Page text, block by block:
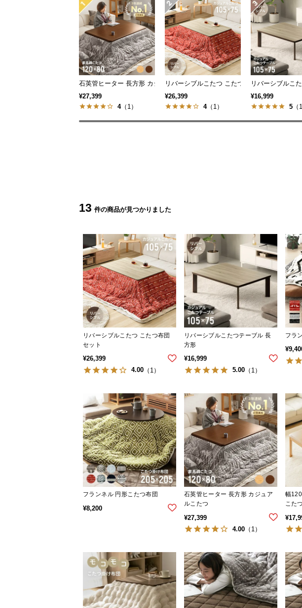
石英管ヒーター 長方形 カジュアルこたつ
¥27,399
4（1）
リバーシブルこたつ こたつ布団セット
¥26,399
4（1）
リバーシブルこ
¥16,999
5 （
13
リバーシブルこたつ こたつ布団
セット
¥26,399
4.00 （1）
リバーシブルこたつテーブル 長
方形
¥16,999
5.00（1）
フラ
¥
フランネル 円形こたつ布団
¥8,200
石英管ヒーター 長方形 カジュア
ルこたつ
¥27,399
4.00（1）
幅
こた
¥